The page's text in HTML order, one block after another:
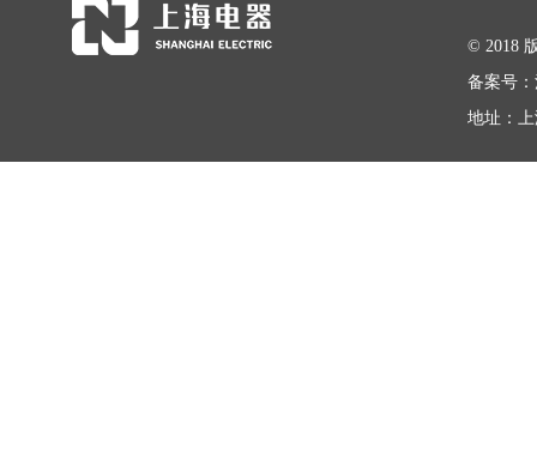
© 2018
备案号：
地址：